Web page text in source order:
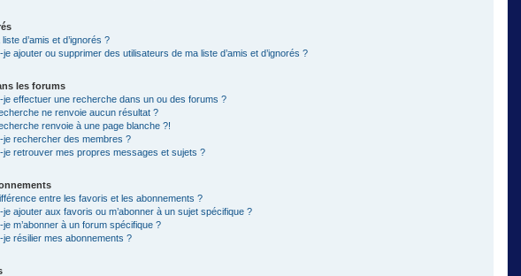
d’amis et d’ignorés ?
ajouter ou supprimer des utilisateurs de ma liste d’amis et d’ignorés ?
les forums
je effectuer une recherche dans un ou des forums ?
ne renvoie aucun résultat ?
renvoie à une page blanche ?!
je rechercher des membres ?
je retrouver mes propres messages et sujets ?
entre les favoris et les abonnements ?
ajouter aux favoris ou m’abonner à un sujet spécifique ?
m’abonner à un forum spécifique ?
je résilier mes abonnements ?